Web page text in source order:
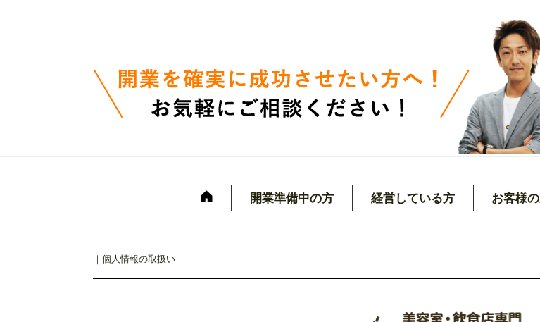
開業準備中の方 経営している方 お客様
｜ 個人情報の取扱い ｜